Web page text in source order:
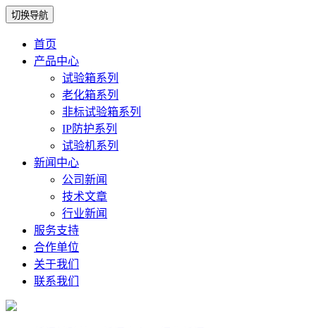
切换导航
首页
产品中心
试验箱系列
老化箱系列
非标试验箱系列
IP防护系列
试验机系列
新闻中心
公司新闻
技术文章
行业新闻
服务支持
合作单位
关于我们
联系我们